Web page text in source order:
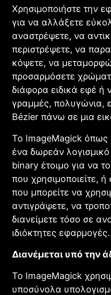
Χρησιμοποιήστε την
για να αλλάξετε
αναστρέψετε, να
περιστρέψετε, να
κόψετε, να
προσαρμόσετε
διάφορα ειδικά εφέ ή
γραμμές, πολυγώνια,
Bézier πάνω σε μια
Το ImageMagick όπως
ένα δωρεάν
binary έτοιμο για να
που χρησιμοποιείτε,
που μπορείτε να
αντιγράψετε, να
διανείμετε τόσο σε
ιδιόκτητες εφαρμογές.
Διανέμεται υπό την
Το ImageMagick
υποσύνολα